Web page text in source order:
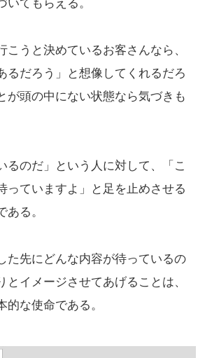
いてもらえる。
こうと決めているお客さんなら、
るだろう」と想像してくれるだろ
が頭の中にない状態なら気づきも
るのだ」という人に対して、「こ
っていますよ」と足を止めさせる
ある。
た先にどんな内容が待っているの
とイメージさせてあげることは、
的な使命である。